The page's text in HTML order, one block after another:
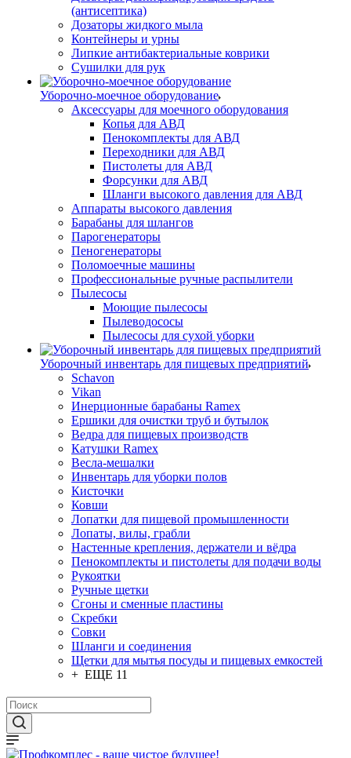
(антисептика)
Дозаторы жидкого мыла
Контейнеры и урны
Липкие антибактериальные коврики
Сушилки для рук
Уборочно-моечное оборудование
Аксессуары для моечного оборудования
Копья для АВД
Пенокомплекты для АВД
Переходники для АВД
Пистолеты для АВД
Форсунки для АВД
Шланги высокого давления для АВД
Аппараты высокого давления
Барабаны для шлангов
Парогенераторы
Пеногенераторы
Поломоечные машины
Профессиональные ручные распылители
Пылесосы
Моющие пылесосы
Пылеводососы
Пылесосы для сухой уборки
Уборочный инвентарь для пищевых предприятий
Schavon
Vikan
Инерционные барабаны Ramex
Ершики для очистки труб и бутылок
Ведра для пищевых производств
Катушки Ramex
Весла-мешалки
Инвентарь для уборки полов
Кисточки
Ковши
Лопатки для пищевой промышленности
Лопаты, вилы, грабли
Настенные крепления, держатели и вёдра
Пенокомплекты и пистолеты для подачи воды
Рукоятки
Ручные щетки
Сгоны и сменные пластины
Скребки
Совки
Шланги и соединения
Щетки для мытья посуды и пищевых емкостей
+ ЕЩЕ 11